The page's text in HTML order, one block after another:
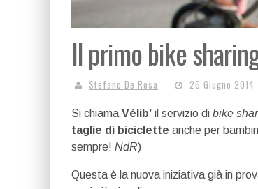
Il primo bike
Stefano De Rosa 26 Giugno 2014
Si chiama Vélib’ il servizio di bike
taglie di biciclette anche per
sempre! NdR)
Questa è la nuova iniziativa già in